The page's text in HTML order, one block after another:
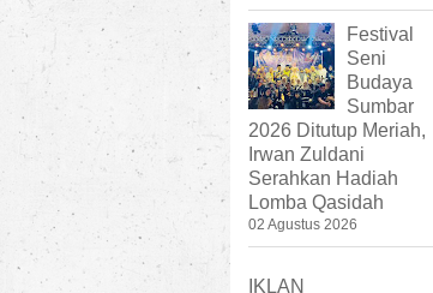
Festival
Seni
Budaya
Sumbar
2026 Ditutup Meriah,
Irwan Zuldani
Serahkan Hadiah
Lomba Qasidah
02 Agustus 2026
IKLAN